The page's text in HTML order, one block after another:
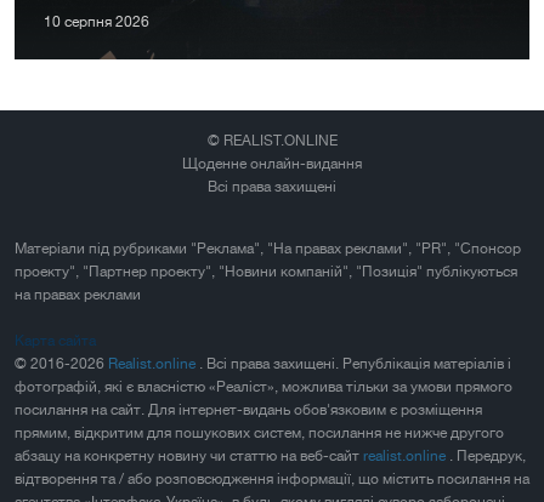
10 серпня 2026
© REALIST.ONLINE
Щоденне онлайн-видання
Всі права захищені
Матеріали під рубриками "Реклама", "На правах реклами", "PR", "Спонсор
проекту", "Партнер проекту", "Новини компаній", "Позиція" публікуються
на правах реклами
Карта сайта
© 2016-2026 Realist.online . Всі права захищені. Републікація матеріалів і
фотографій, які є власністю «Реаліст», можлива тільки за умови прямого
посилання на сайт. Для інтернет-видань обов'язковим є розміщення
прямим, відкритим для пошукових систем, посилання не нижче другого
абзацу на конкретну новину чи статтю на веб-сайт realist.online . Передрук,
відтворення та / або розповсюдження інформації, що містить посилання на